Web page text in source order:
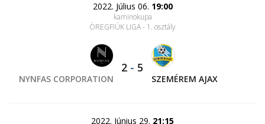
2022. Július 06. 19:00
kaminokupa
ÖREGFIÚK LIGA - 1. osztály
NYNFAS CORPORATION
2 - 5
SZEMÉREM AJAX
2022. Június 29. 21:15